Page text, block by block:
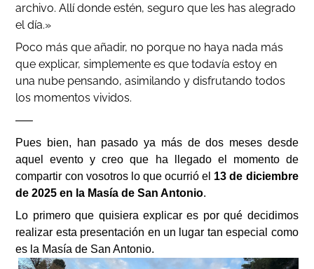
archivo. Allí donde estén, seguro que les has alegrado
el día.»
Poco más que añadir, no porque no haya nada más
que explicar, simplemente es que todavía estoy en
una nube pensando, asimilando y disfrutando todos
los momentos vividos.
—–
Pues bien, han pasado ya más de dos meses desde
aquel evento y creo que ha llegado el momento de
compartir con vosotros lo que ocurrió el 13 de diciembre
de 2025 en la Masía de San Antonio.
Lo primero que quisiera explicar es por qué decidimos
realizar esta presentación en un lugar tan especial como
es la Masía de San Antonio.